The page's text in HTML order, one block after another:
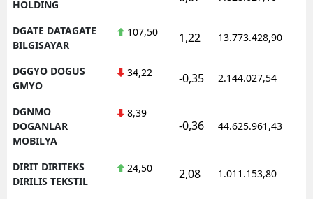
HOLDING
DGATE DATAGATE
BILGISAYAR
107,50 1,22 13.773.428,90
DGGYO DOGUS
GMYO
34,22 -0,35 2.144.027,54
DGNMO
DOGANLAR
MOBILYA
8,39
-0,36 44.625.961,43
DIRIT DIRITEKS
DIRILIS TEKSTIL
24,50 2,08 1.011.153,80